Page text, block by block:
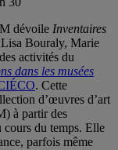
dévoile Inventaires
Bouraly, Marie
activités du
dans les musées
. Cette
d’œuvres d’art
à partir des
cours du temps. Elle
parfois même